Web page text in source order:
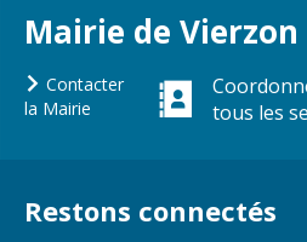
Mairie de Vierzon
Contacter
la Mairie
tous les
Restons connectés